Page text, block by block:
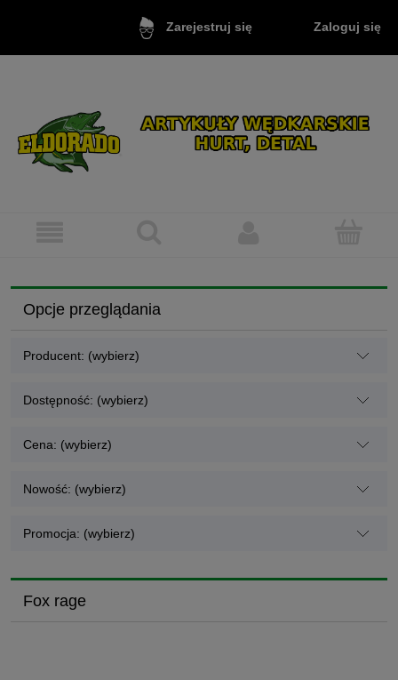
Zarejestruj się Zaloguj się
Opcje przeglądania
Producent: (wybierz)
Dostępność: (wybierz)
Cena: (wybierz)
Nowość: (wybierz)
Promocja: (wybierz)
Fox rage